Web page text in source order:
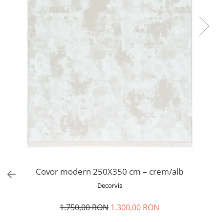
Covor modern 250X350 cm – crem/alb
Decorvis
1.750,00 RON 1.300,00 RON